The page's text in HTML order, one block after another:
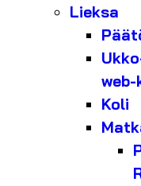
Lieksa
web-
Koli